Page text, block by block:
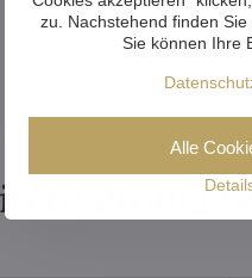
zu. Nachstehend finden
Sie können Ihre
Alle